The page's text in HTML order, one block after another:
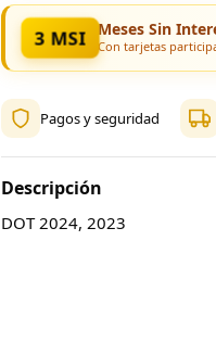
3 MSI Meses Sin
Con tarjetas
Pagos y seguridad
Descripción
DOT 2024, 2023